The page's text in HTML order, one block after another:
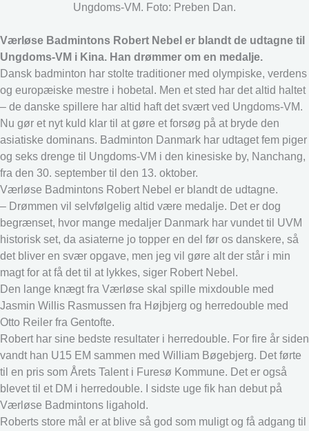
Ungdoms-VM. Foto: Preben Dan.
Værløse Badmintons Robert Nebel er blandt de udtagne til
Ungdoms-VM i Kina. Han drømmer om en medalje.
Dansk badminton har stolte traditioner med olympiske, verdens
og europæiske mestre i hobetal. Men et sted har det altid haltet
– de danske spillere har altid haft det svært ved Ungdoms-VM.
Nu gør et nyt kuld klar til at gøre et forsøg på at bryde den
asiatiske dominans. Badminton Danmark har udtaget fem piger
og seks drenge til Ungdoms-VM i den kinesiske by, Nanchang,
fra den 30. september til den 13. oktober.
Værløse Badmintons Robert Nebel er blandt de udtagne.
– Drømmen vil selvfølgelig altid være medalje. Det er dog
begrænset, hvor mange medaljer Danmark har vundet til UVM
historisk set, da asiaterne jo topper en del før os danskere, så
det bliver en svær opgave, men jeg vil gøre alt der står i min
magt for at få det til at lykkes, siger Robert Nebel.
Den lange knægt fra Værløse skal spille mixdouble med
Jasmin Willis Rasmussen fra Højbjerg og herredouble med
Otto Reiler fra Gentofte.
Robert har sine bedste resultater i herredouble. For fire år siden
vandt han U15 EM sammen med William Bøgebjerg. Det førte
til en pris som Årets Talent i Furesø Kommune. Det er også
blevet til et DM i herredouble. I sidste uge fik han debut på
Værløse Badmintons ligahold.
Roberts store mål er at blive så god som muligt og få adgang til